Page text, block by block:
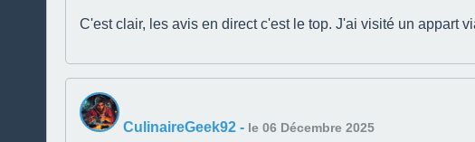
C'est clair, les avis en direct c'est le top. J'ai visité un appart
CulinaireGeek92 - le 06 Décembre 2025